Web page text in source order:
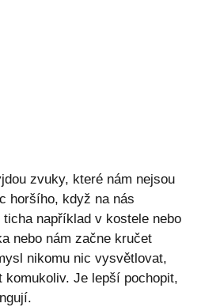
zvuky, které nám nejsou
horšího, když na nás
například v kostele nebo
nebo nám začne kručet
nikomu nic vysvětlovat,
komukoliv. Je lepší pochopit,